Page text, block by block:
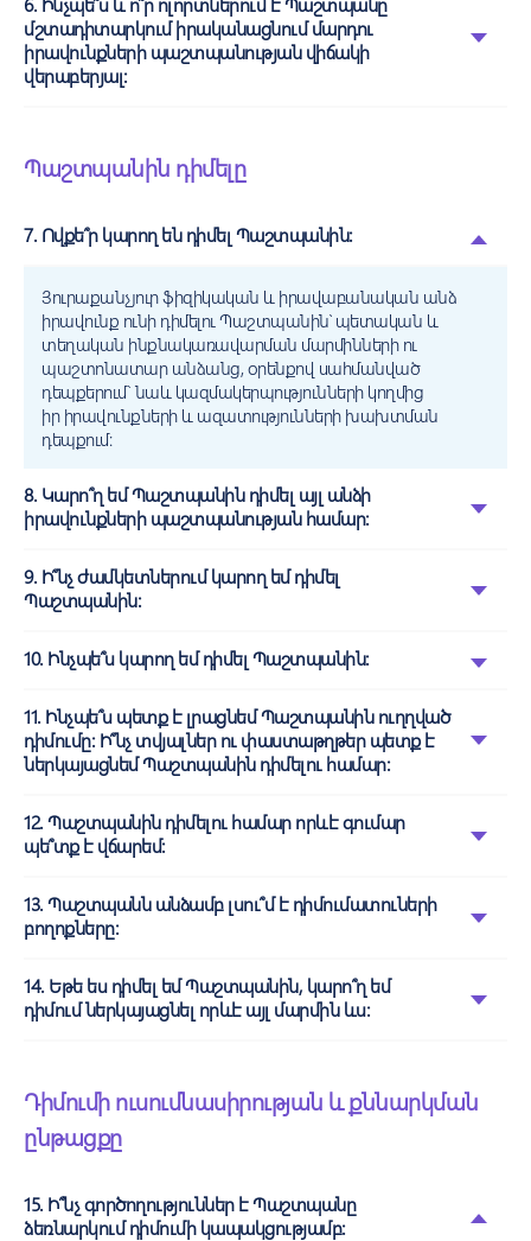
մշտադիտարկում իրականացնում մարդու
իրավունքների պաշտպանության վիճակի
վերաբերյալ:
Պաշտպանին դիմելը
7. Ովքե՞ր կարող են դիմել Պաշտպանին:
Յուրաքանչյուր ֆիզիկական և իրավաբանական անձ
իրավունք ունի դիմելու Պաշտպանին՝ պետական և
տեղական ինքնակառավարման մարմինների ու
պաշտոնատար անձանց, օրենքով սահմանված
դեպքերում` նաև կազմակերպությունների կողմից
իր իրավունքների և ազատությունների խախտման
դեպքում:
8. Կարո՞ղ եմ Պաշտպանին դիմել այլ անձի
իրավունքների պաշտպանության համար:
9. Ի՞նչ ժամկետներում կարող եմ դիմել
Պաշտպանին:
10. Ինչպե՞ս կարող եմ դիմել Պաշտպանին:
11. Ինչպե՞ս պետք է լրացնեմ Պաշտպանին ուղղված
դիմումը: Ի՞նչ տվյալներ ու փաստաթղթեր պետք է
ներկայացնեմ Պաշտպանին դիմելու համար:
12. Պաշտպանին դիմելու համար որևէ գումար
պե՞տք է վճարեմ:
13. Պաշտպանն անձամբ լսու՞մ է դիմումատուների
բողոքները:
14. Եթե ես դիմել եմ Պաշտպանին, կարո՞ղ եմ
դիմում ներկայացնել որևէ այլ մարմին ևս:
Դիմումի ուսումնասիրության և քննարկման
ընթացքը
15. Ի՞նչ գործողություններ է Պաշտպանը
ձեռնարկում դիմումի կապակցությամբ: